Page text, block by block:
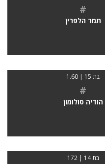
#
תמר הלפרין
בת 15 | 1.60
#
הודיה סולומון
בת 14 | 172